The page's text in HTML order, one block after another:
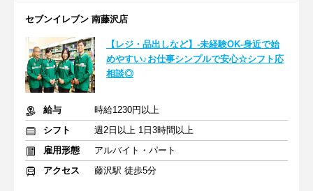
セブンイレブン 南藤沢店
【レジ・品出しなど】-未経験OK-身近で始
めやすい♪お仕事シンプルで安心☆シフト応
相談◎
給与
時給1230円以上
シフト
週2日以上 1日3時間以上
雇用形態
アルバイト・パート
アクセス
藤沢駅 徒歩5分